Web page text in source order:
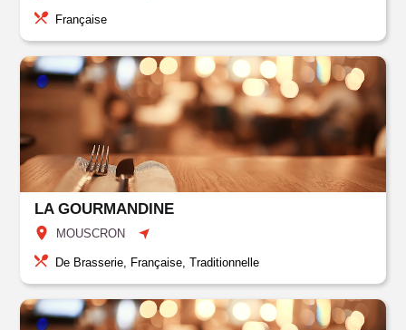
Française
LA GOURMANDINE
MOUSCRON
De Brasserie, Française, Traditionnelle